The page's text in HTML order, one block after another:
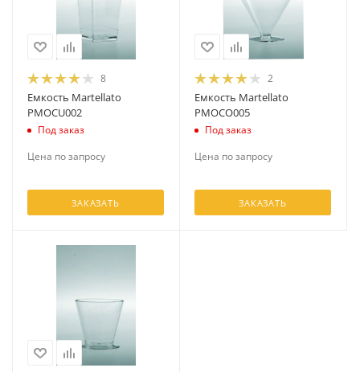
8
Емкость Martellato
PMOCU002
Под заказ
Цена по запросу
ЗАКАЗАТЬ
2
Емкость Martellato
PMOCO005
Под заказ
Цена по запросу
ЗАКАЗАТЬ